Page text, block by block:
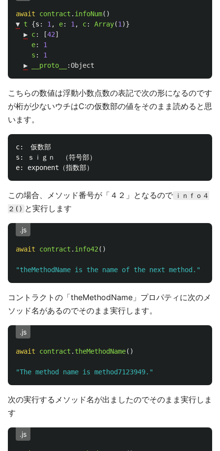
await contract . infoNum()
▼ t {s : 1 , e: 1 , c: Array(1 )}
▶︎ c: [42]
e:
1
s :
1
▶︎
__proto__ :Object
こちらの数値は浮動小数点数の表記で次の形になるのです
が桁が少ないウチはC:の仮数部の値をそのまま読めると思
います。
c:　仮数部
s: ｓｉｇｎ　（符号部）
この場合、メソッド番号が「４２」となるので
ｉｎｆｏ４
２() と実行します
.js
await contract . info42 ()
"theMethodName is the name of the next method. "
コントラクトの「theMethodName」プロパティに次のメ
ソッド名があるのでそのまま実行します。
.js
await contract . theMethodName()
"The method name is method7123949. "
次の実行するメソッド名が出ましたのでそのまま実行しま
す
.js